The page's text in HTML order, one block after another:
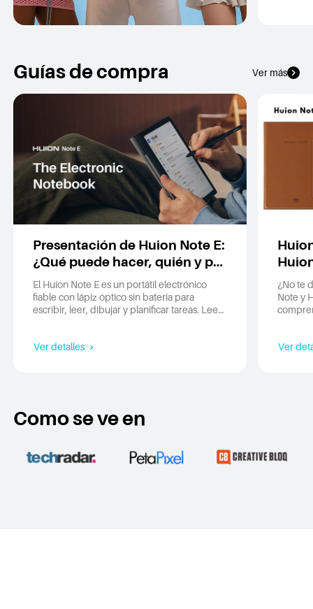
Guías de compra Ver más
Presentación de Huion Note E:
¿Qué puede hacer, quién y por
qué elegirlo?
El Huion Note E es un portátil electrónico
fiable con lápiz óptico sin batería para
escribir, leer, dibujar y planificar tareas. Lee
Ver detalles
¿No te
Note y
Ver
Como se ve en